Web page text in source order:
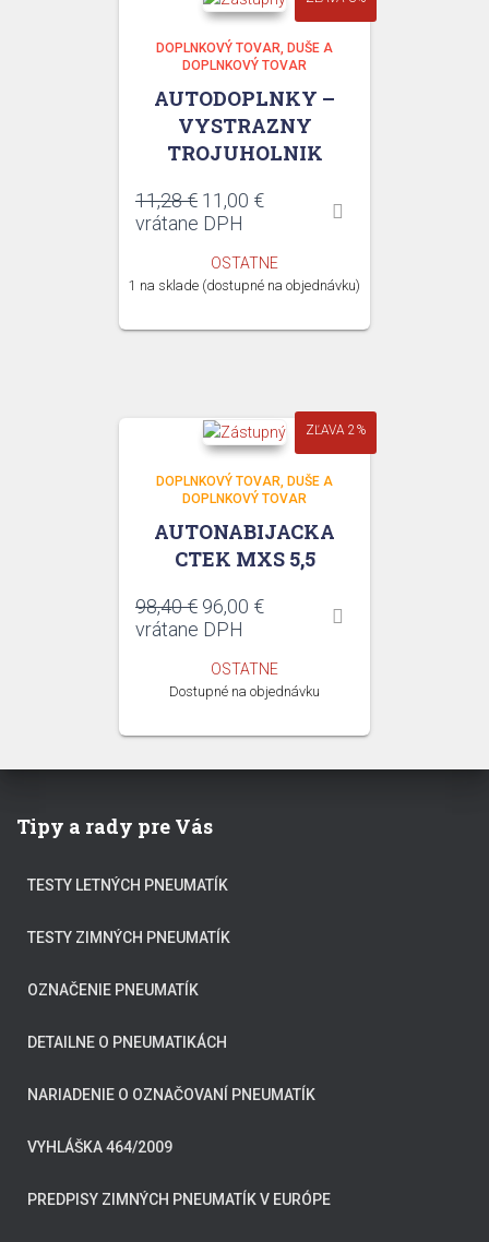
DOPLNKOVÝ TOVAR DUŠE A
DOPLNKOVÝ TOVAR
AUTODOPLNKY –
VYSTRAZNY
TROJUHOLNIK
11,28€ Pôvodná
cena
11,28 €.
11,00 €Aktuálna
11,00 €.
vrátane DPH
OSTATNE
1 na sklade (dostupné na objednávku)
ZĽAVA 2%
DOPLNKOVÝ TOVAR DUŠE A
DOPLNKOVÝ TOVAR
AUTONABIJACKA
CTEK MXS 5,5
98,40€ Pôvodná
cena
98,40 €.
96,00 €Aktuálna
96,00 €.
vrátane DPH
OSTATNE
Dostupné na objednávku
Tipy a rady pre Vás
TESTY LETNÝCH PNEUMATÍK
TESTY ZIMNÝCH PNEUMATÍK
OZNAČENIE PNEUMATÍK
DETAILNE O PNEUMATIKÁCH
NARIADENIE O OZNAČOVANÍ PNEUMATÍK
VYHLÁŠKA 464/2009
PREDPISY ZIMNÝCH PNEUMATÍK V EURÓPE